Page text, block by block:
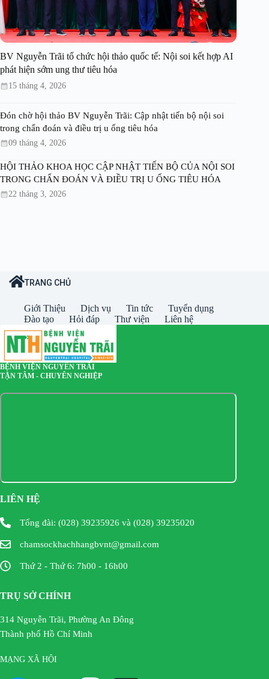
BV Nguyễn Trãi tổ chức hội thảo quốc tế: Nội soi kết hợp AI
phát hiện sớm ung thư tiêu hóa
15 tháng 4, 2026
Đón chờ hội thảo BV Nguyễn Trãi: Cập nhật tiến bộ nội soi
trong chẩn đoán và điều trị u ống tiêu hóa
09 tháng 4, 2026
HỘI THẢO KHOA HỌC CẬP NHẬT TIẾN BỘ CỦA NỘI SOI
TRONG CHẨN ĐOÁN VÀ ĐIỀU TRỊ U ỐNG TIÊU HÓA
22 tháng 3, 2026
TRANG CHỦ
Giới Thiệu Dịch vụ Tin tức
Tuyển dụng
Đào tạo
Hỏi đáp Thư viện Liên hệ
BỆNH VIỆN NGUYỄN TRÃI
TẬN TÂM - CHUYÊN NGHIỆP
LIÊN HỆ
Tổng đài: (028) 39235926 và (028) 39235020
chamsockhachhangbvnt@gmail.com
Thứ 2 - Thứ 6: 7h00 - 16h00
TRỤ SỞ CHÍNH
314 Nguyễn Trãi, Phường An Đông
Thành phố Hồ Chí Minh
MẠNG XÃ HỘI